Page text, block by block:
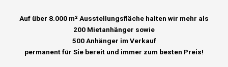
Auf über 8.000 m² Ausstellungsfläche halten wir mehr als
200 Mietanhänger sowie
500 Anhänger im Verkauf
permanent für Sie bereit und immer zum besten Preis!